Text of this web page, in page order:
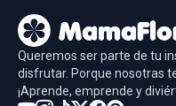
Queremos ser parte de tu
disfrutar. Porque nosotras
¡Aprende, emprende y